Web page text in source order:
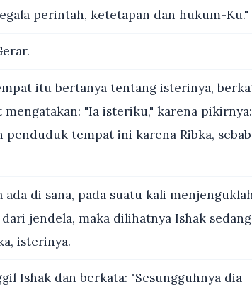
perintah, ketetapan dan hukum-Ku."
itu bertanya tentang isterinya,
mengatakan: "Ia isteriku," karena pikirnya:
penduduk tempat ini karena Ribka,
ada di sana, pada suatu kali
jendela, maka dilihatnya Ishak sedang
isterinya.
Ishak dan berkata: "Sesungguhnya dia